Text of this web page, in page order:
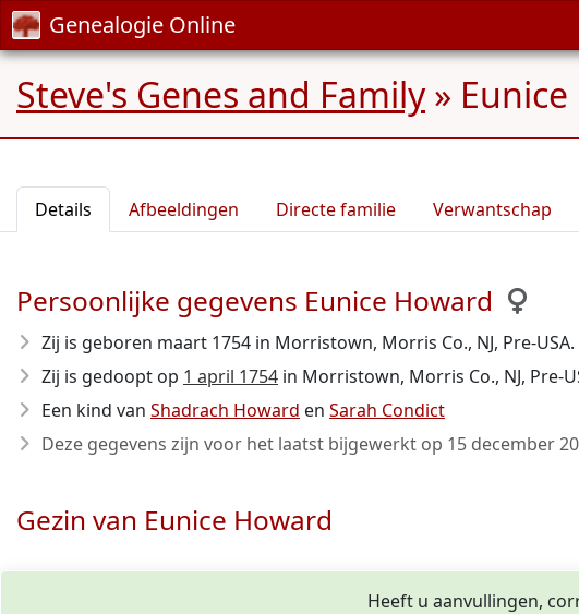
Genealogie Online
Steve's Genes and Family» Eunice
Details Afbeeldingen Directe familie Verwantschap
Persoonlijke gegevens Eunice Howard
Zij is geboren maart 1754 in Morristown, Morris Co., NJ, Pre-USA.
Zij is gedoopt op 1 april 1754 in Morristown, Morris Co., NJ, Pre-
Een kind van Shadrach Howard en Sarah Condict
Deze gegevens zijn voor het laatst bijgewerkt op 15 december
Gezin van Eunice Howard
Heeft u aanvullingen,